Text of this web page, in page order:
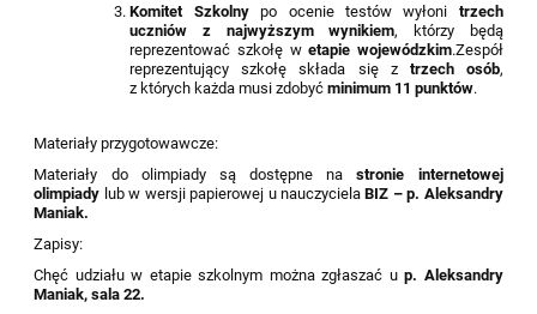
Komitet Szkolnypo ocenie testów wyłoni trzech
uczniów z najwyższym wynikiem, którzy będą
reprezentować szkołę wetapie wojewódzkim.Zespół
reprezentujący szkołę składa się z trzech osób,
z których każda musi zdobyćminimum 11 punktów.
Materiały przygotowawcze:
Materiały do olimpiady są dostępne nastronie internetowej
olimpiady lub w wersji papierowej u nauczycielaBIZ – p. Aleksandry
Maniak.
Zapisy:
Chęć udziału w etapie szkolnym można zgłaszać up. Aleksandry
Maniak, sala 22.